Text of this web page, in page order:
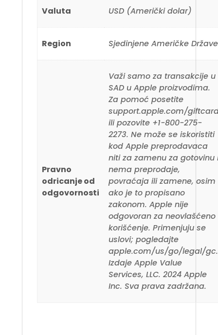
Valuta USD (Američki dolar)
Region Sjedinjene Američke Države
Pravno
odricanje od
odgovornosti
Važi samo za transakcije u
SAD u Apple proizvodima.
Za pomoć posetite
support.apple.com/
ili pozovite +1-800-275-
2273. Ne može se iskoristiti
kod Apple preprodavaca
niti za zamenu za gotovinu
nema preprodaje,
povraćaja ili zamene, osim
ako je to propisano
zakonom. Apple nije
odgovoran za neovlašćeno
korišćenje. Primenjuju se
uslovi; pogledajte
apple.com/us/go/legal/gc.
Izdaje Apple Value
Services, LLC. 2024 Apple
Inc. Sva prava zadržana.